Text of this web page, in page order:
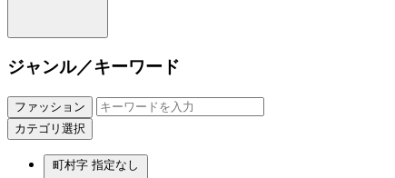
ジャンル／キーワード
ファッション
カテゴリ選択
町村字 指定なし